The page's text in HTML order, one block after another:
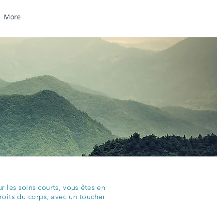
More
les soins courts, vous êtes en
du corps, avec un toucher